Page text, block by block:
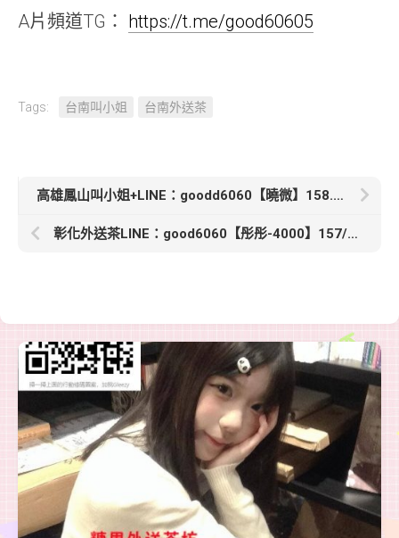
A片頻道TG： https://t.me/good60605
Tags: 台南叫小姐 台南外送茶
高雄鳳山叫小姐+LINE：goodd6060【曉微】158.C.24歲有著無限的誘惑力 床上超級配合很會吸很會含
彰化外送茶LINE：good6060【彤彤-4000】157/C/23歲 顏值很高的正妹臉蛋甜美可愛 清晰可人配合度超還不錯